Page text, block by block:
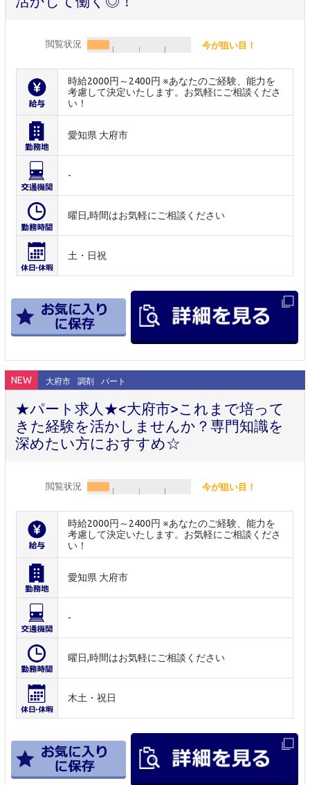
閲覧状況 今が狙い目！
時給2000円～2400円 ※あなたのご経験、能力を
考慮して決定いたします。お気軽にご相談くださ
い！
愛知県 大府市
-
曜日,時間はお気軽にご相談ください
土・日祝
NEW 大府市 調剤 パート
★パート求人★<大府市>これまで培って
きた経験を活かしませんか？専門知識を
深めたい方におすすめ☆
閲覧状況 今が狙い目！
時給2000円～2400円 ※あなたのご経験、能力を
考慮して決定いたします。お気軽にご相談くださ
い！
愛知県 大府市
-
曜日,時間はお気軽にご相談ください
木土・祝日